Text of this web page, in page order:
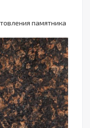
памятника